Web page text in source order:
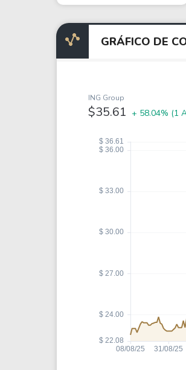
Apple
Amazon
Google
Meta
See all
GRÁFICO DE
ING Group
$35.61 + 58.04% (1